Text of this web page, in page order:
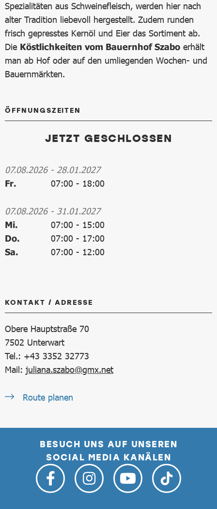
Spezialitäten aus Schweinefleisch, werden hier nach
alter Tradition liebevoll hergestellt. Zudem runden
frisch gepresstes Kernöl und Eier das Sortiment ab.
Die Köstlichkeiten vom Bauernhof Szabo erhält
man ab Hof oder auf den umliegenden Wochen- und
Bauernmärkten.
ÖFFNUNGSZEITEN
JETZT GESCHLOSSEN
07.08.2026- 28.01.2027
Fr.
07:00 - 18:00
07.08.2026- 31.01.2027
Mi.
07:00 - 15:00
Do.
07:00 - 17:00
Sa.
07:00 - 12:00
KONTAKT / ADRESSE
Obere Hauptstraße 70
7502 Unterwart
Tel.: +43 3352 32773
Mail: juliana.szabo@gmx.net
Route planen
BESUCH UNS AUF UNSEREN
SOCIAL MEDIA KANÄLEN